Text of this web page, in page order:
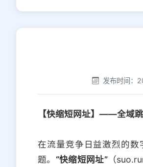
发布时间：
【快缩短网址】——全域
在流量竞争日益激烈的
题。 “快缩短网址”（